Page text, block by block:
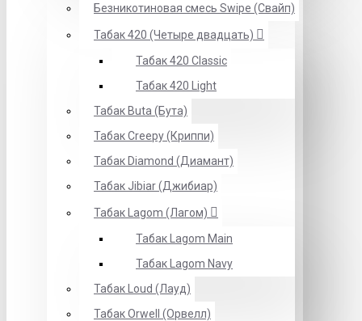
Безникотиновая смесь Swipe (Свайп)
Табак 420 (Четыре двадцать)
Табак 420 Classic
Табак 420 Light
Табак Buta (Бута)
Табак Creepy (Криппи)
Табак Diamond (Диамант)
Табак Jibiar (Джибиар)
Табак Lagom (Лагом)
Табак Lagom Main
Табак Lagom Navy
Табак Loud (Лауд)
Табак Orwell (Орвелл)